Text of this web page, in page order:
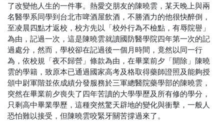
了改變他人生的一件事。熱愛交朋友的陳曉雲，某天晚上與兩
名醫學系同學到台北市啤酒屋飲酒，不勝酒力的他很快醉倒，
至凌晨四點才返校，校方先以「校外行為不檢點，有辱院譽」
為由，記過一次，這是陳曉雲就讀國防醫學院四年第一次的記
過處分，然而，學校卻在記過後一個月時間，竟然以同一行
為，依校規「夜不歸營」條款為由，在畢業前夕「開除」陳曉
雲的學籍，致原本已通過國家高考及格取得藥師證照及能夠授
頒中尉軍階並依成績分發服務於三軍總醫院藥學部的陳曉雲，
突然在畢業前夕喪失了四年苦讀的大學學歷及所有修的學分，
只剩高中畢業學歷，這種突然驚天辟地的變化與衝擊，一般人
恐怕難以接受，但陳曉雲咬緊牙關苦撐過來了。